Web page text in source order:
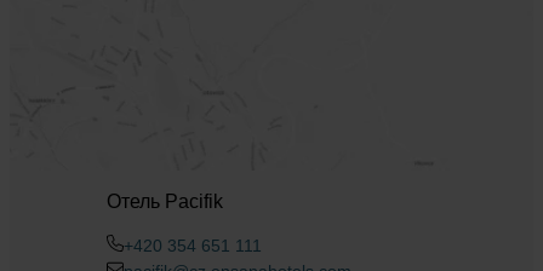
Отель Pacifik
+420 354 651 111